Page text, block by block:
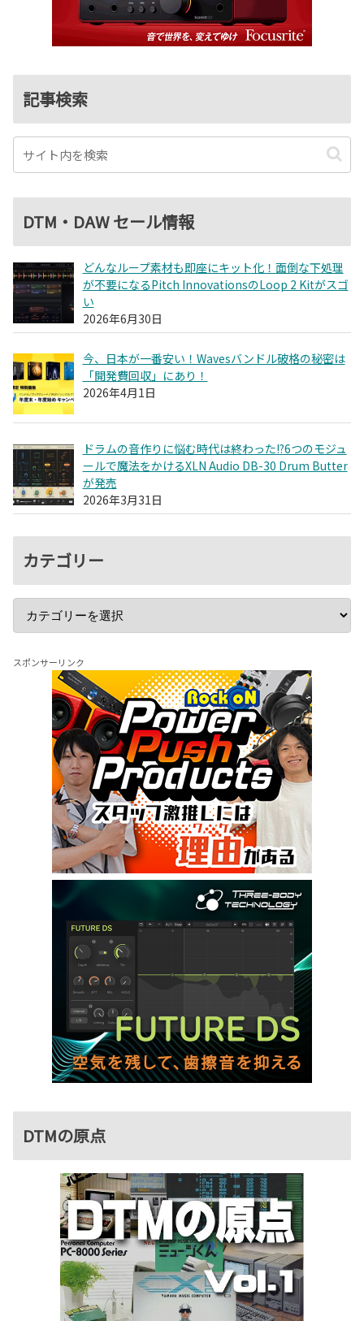
記事検索
DTM・DAW セール情報
どんなループ素材も即座にキット化！面倒な下処理
が不要になるPitch InnovationsのLoop 2 Kitがスゴ
い
2026年6月30日
今、日本が一番安い！Wavesバンドル破格の秘密は
「開発費回収」にあり！
2026年4月1日
ドラムの音作りに悩む時代は終わった!?6つのモジュ
ールで魔法をかけるXLN Audio DB-30 Drum Butter
が発売
2026年3月31日
カテゴリー
スポンサーリンク
DTMの原点